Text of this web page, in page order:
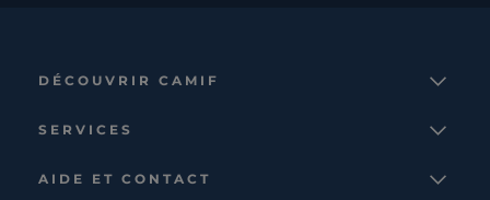
DÉCOUVRIR CAMIF
Nos collections
SERVICES
AIDE ET CONTACT